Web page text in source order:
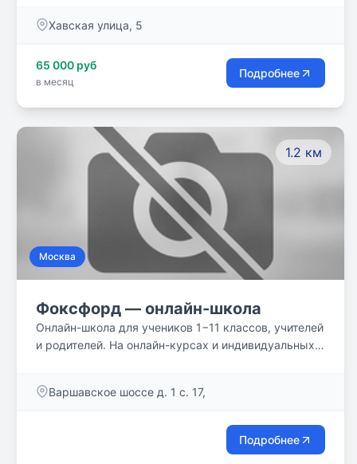
Хавская улица, 5
65 000 руб
в месяц
Подробнее
1.2 км
Москва
Фоксфорд — онлайн-школа
Онлайн-школа для учеников 1−11 классов, учителей
и родителей. На онлайн-курсах и индивидуальных
Занятия ведут преподаватели МГУ, МФТИ, ВШЭ и
проводятся курсы повышения квалификации и
профпереподготовки, а для родителей — открытые
Варшавское шоссе д. 1 с. 17,
Подробнее